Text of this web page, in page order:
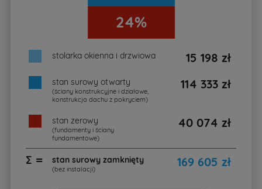
24%
stolarka okienna i drzwiowa 15 198 zł
stan surowy otwarty
(ściany konstrukcyjne i działowe,
konstrukcja dachu z pokryciem)
114 333 zł
stan zerowy
(fundamenty i ściany
fundamentowe)
40 074 zł
∑ = stan surowy zamknięty
(bez instalacji) 169 605 zł